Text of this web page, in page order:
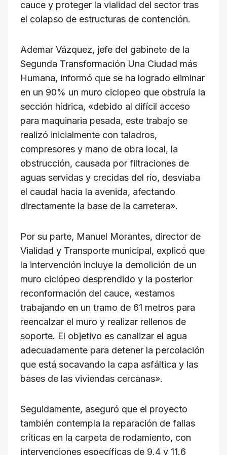
cauce y proteger la vialidad del sector tras
el colapso de estructuras de contención.
Ademar Vázquez, jefe del gabinete de la
Segunda Transformación Una Ciudad más
Humana, informó que se ha logrado eliminar
en un 90% un muro ciclopeo que obstruía la
sección hídrica, «debido al difícil acceso
para maquinaria pesada, este trabajo se
realizó inicialmente con taladros,
compresores y mano de obra local, la
obstrucción, causada por filtraciones de
aguas servidas y crecidas del río, desviaba
el caudal hacia la avenida, afectando
directamente la base de la carretera».
Por su parte, Manuel Morantes, director de
Vialidad y Transporte municipal, explicó que
la intervención incluye la demolición de un
muro ciclópeo desprendido y la posterior
reconformación del cauce, «estamos
trabajando en un tramo de 61 metros para
reencalzar el muro y realizar rellenos de
soporte. El objetivo es canalizar el agua
adecuadamente para detener la percolación
que está socavando la capa asfáltica y las
bases de las viviendas cercanas».
Seguidamente, aseguró que el proyecto
también contempla la reparación de fallas
críticas en la carpeta de rodamiento, con
intervenciones específicas de 9.4 y 11.6